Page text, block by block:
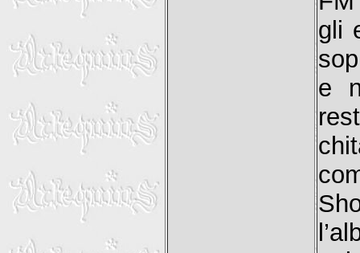
gli
e